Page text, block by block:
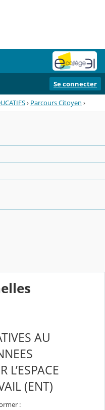
Se connecter
› Parcours Citoyen ›
AU
L’ESPACE
(ENT)
: